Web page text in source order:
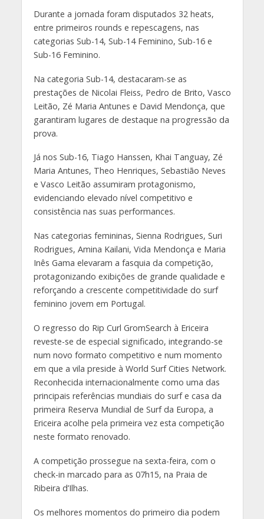
Durante a jornada foram disputados 32 heats,
entre primeiros rounds e repescagens, nas
categorias Sub-14, Sub-14 Feminino, Sub-16 e
Sub-16 Feminino.
Na categoria Sub-14, destacaram-se as
prestações de Nicolai Fleiss, Pedro de Brito, Vasco
Leitão, Zé Maria Antunes e David Mendonça, que
garantiram lugares de destaque na progressão da
prova.
Já nos Sub-16, Tiago Hanssen, Khai Tanguay, Zé
Maria Antunes, Theo Henriques, Sebastião Neves
e Vasco Leitão assumiram protagonismo,
evidenciando elevado nível competitivo e
consistência nas suas performances.
Nas categorias femininas, Sienna Rodrigues, Suri
Rodrigues, Amina Kailani, Vida Mendonça e Maria
Inês Gama elevaram a fasquia da competição,
protagonizando exibições de grande qualidade e
reforçando a crescente competitividade do surf
feminino jovem em Portugal.
O regresso do Rip Curl GromSearch à Ericeira
reveste-se de especial significado, integrando-se
num novo formato competitivo e num momento
em que a vila preside à World Surf Cities Network.
Reconhecida internacionalmente como uma das
principais referências mundiais do surf e casa da
primeira Reserva Mundial de Surf da Europa, a
Ericeira acolhe pela primeira vez esta competição
neste formato renovado.
A competição prossegue na sexta-feira, com o
check-in marcado para as 07h15, na Praia de
Ribeira d’Ilhas.
Os melhores momentos do primeiro dia podem